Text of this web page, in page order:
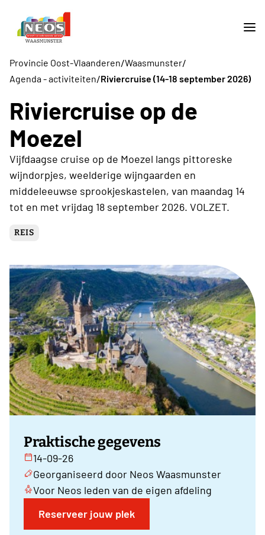
Provincie Oost-Vlaanderen/Waasmunster/
Agenda - activiteiten/Riviercruise (14-18 september 2026)
Riviercruise op de
Moezel
Vijfdaagse cruise op de Moezel langs pittoreske
wijndorpjes, weelderige wijngaarden en
middeleeuwse sprookjeskastelen, van maandag 14
tot en met vrijdag 18 september 2026. VOLZET.
REIS
Praktische gegevens
14-09-26
Georganiseerd door Neos Waasmunster
Voor Neos leden van de eigen afdeling
Reserveer jouw plek